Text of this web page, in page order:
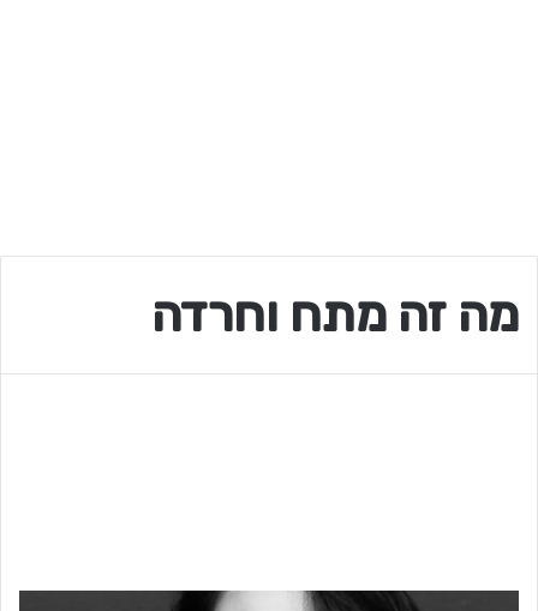
מה זה מתח וחרדה